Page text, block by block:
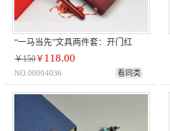
“一马当先”文具两件套：开门红
￥150￥ 118.00
NO.00004036 看同类